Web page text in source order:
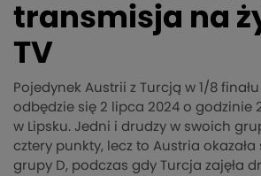
transmisja na
TV
Pojedynek Austrii z Turcją w 1/8
odbędzie się 2 lipca 2024 o godzinie
w Lipsku. Jedni i drudzy w swoich
cztery punkty, lecz to Austria okazała
grupy D, podczas gdy Turcja zajęła